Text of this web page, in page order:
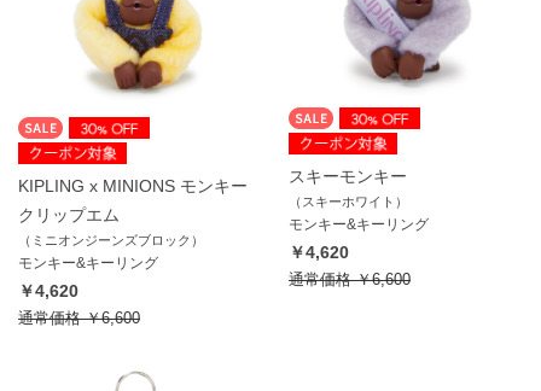
KIPLING x MINIONS モンキー
クリップエム
（ミニオンジーンズブロック）
モンキー&キーリング
￥4,620
通常価格￥6,600
スキーモンキー
（スキーホワイト）
モンキー&キーリング
￥4,620
通常価格￥6,600